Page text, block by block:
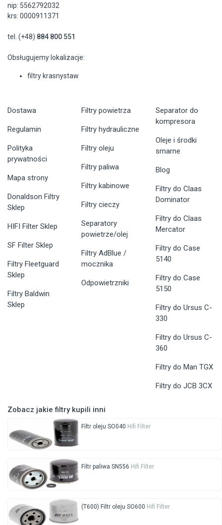
nip: 5562792032
krs: 0000911371
tel. (+48) 884 800 551
Obsługujemy lokalizacje:
filtry krasnystaw
Dostawa
Regulamin
Polityka
prywatności
Mapa strony
Donaldson Filtry
Sklep
HIFI Filter Sklep
SF Filter Sklep
Filtry Fleetguard
Sklep
Filtry Baldwin
Sklep
Filtry powietrza
Filtry hydrauliczne
Filtry oleju
Filtry paliwa
Filtry kabinowe
Filtry cieczy
Separatory
powietrze/olej
Filtry AdBlue /
mocznika
Odpowietrzniki
Separator do
kompresora
Oleje i środki
smarne
Blog
Filtry do Claas
Dominator
Filtry do Claas
Mercator
Filtry do Case
5140
Filtry do Case
5150
Filtry do Ursus C-
330
Filtry do Ursus C-
360
Filtry do Man TGX
Filtry do JCB 3CX
Zobacz jakie filtry kupili inni
Filtr oleju SO040 Hifi Filter
Filtr paliwa SN556 Hifi Filter
(T600) Filtr oleju SO600 Hifi Filter